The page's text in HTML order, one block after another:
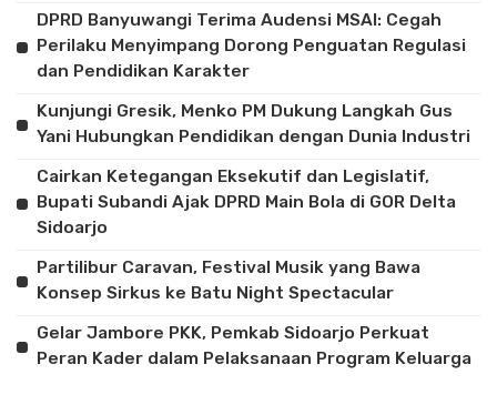
DPRD Banyuwangi Terima Audensi MSAI: Cegah
Perilaku Menyimpang Dorong Penguatan Regulasi
dan Pendidikan Karakter
Kunjungi Gresik, Menko PM Dukung Langkah Gus
Yani Hubungkan Pendidikan dengan Dunia Industri
Cairkan Ketegangan Eksekutif dan Legislatif,
Bupati Subandi Ajak DPRD Main Bola di GOR Delta
Sidoarjo
Partilibur Caravan, Festival Musik yang Bawa
Konsep Sirkus ke Batu Night Spectacular
Gelar Jambore PKK, Pemkab Sidoarjo Perkuat
Peran Kader dalam Pelaksanaan Program Keluarga